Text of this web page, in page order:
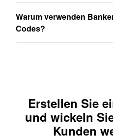
Warum verwenden
Codes?
Erstellen Sie
und wickeln
Kunden